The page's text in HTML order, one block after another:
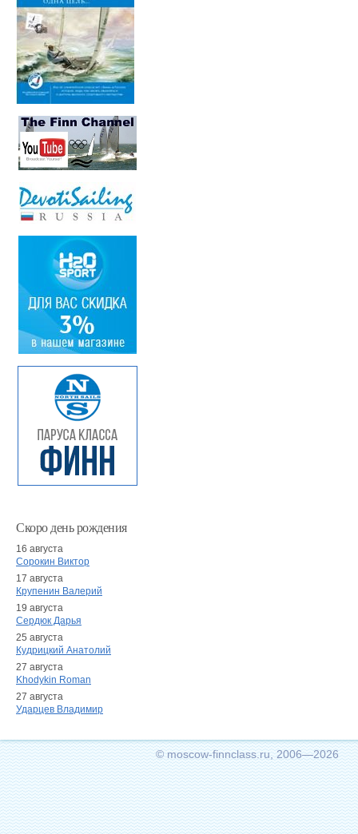
Скоро день рождения
16 августа
Сорокин Виктор
17 августа
Крупенин Валерий
19 августа
Сердюк Дарья
25 августа
Кудрицкий Анатолий
27 августа
Khodykin Roman
27 августа
Ударцев Владимир
© moscow-finnclass.ru, 2006—2026